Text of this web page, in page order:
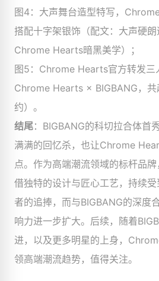
图4：大声舞台造型特写，
搭配十字架银饰（配文：大声硬
Chrome Hearts暗黑美学）；
图5：Chrome Hearts官方转发三
Chrome Hearts × BIGBANG，
约）。
结尾：BIGBANG的科切拉合体首
满满的回忆杀，也让Chrome
点。作为高端潮流领域的标杆品
借独特的设计与匠心工艺，持续
者的追捧，而与BIGBANG的深度
响力进一步扩大。后续，随着
进，以及更多明星的上身，
领高端潮流趋势，值得关注。